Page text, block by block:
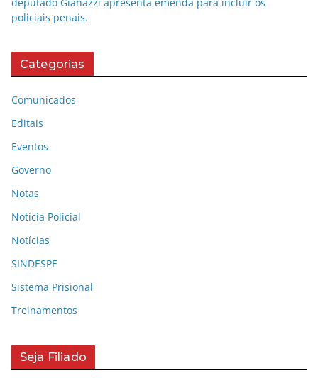
policiais penais.
Categorias
Comunicados
Editais
Eventos
Governo
Notas
Notícia Policial
Notícias
SINDESPE
Sistema Prisional
Treinamentos
Seja Filiado